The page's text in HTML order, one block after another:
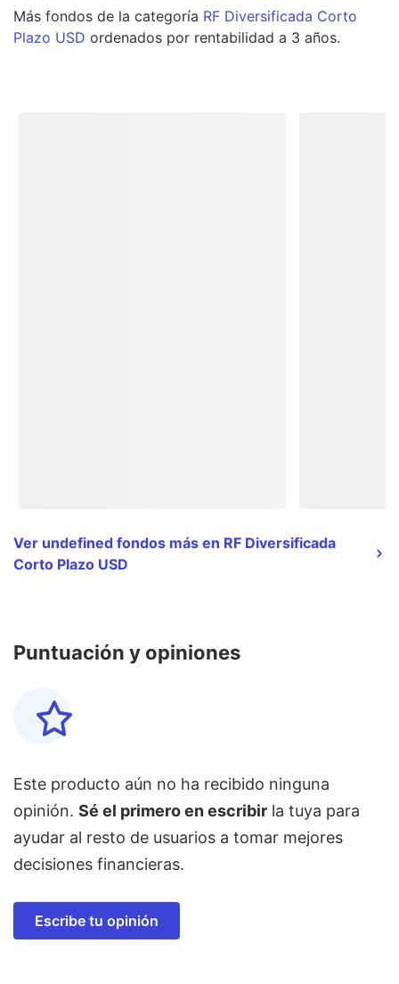
Más fondos de la categoría RF Diversificada Corto
Plazo USD ordenados por rentabilidad a 3 años.
Ver undefined fondos más en RF Diversificada
Corto Plazo USD
Puntuación y opiniones
Este producto aún no ha recibido ninguna
opinión. Sé el primero en escribir la tuya para
ayudar al resto de usuarios a tomar mejores
decisiones financieras.
Escribe tu opinión